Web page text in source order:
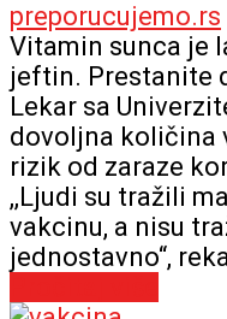
preporucujemo.rs
Vitamin sunca je
jeftin. Prestanite
Lekar sa
dovoljna količina
rizik od zaraze
,,Ljudi su tražili
vakcinu, a nisu
jednostavno“,